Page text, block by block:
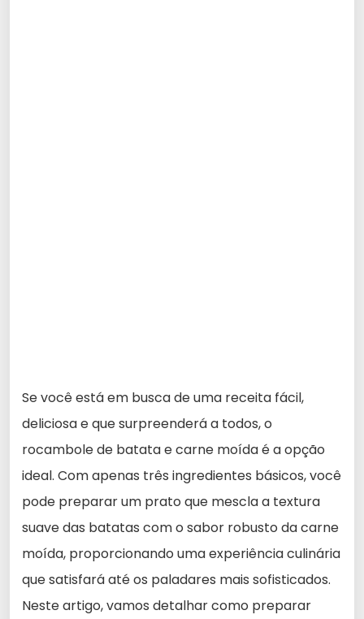
Se você está em busca de uma receita fácil,
deliciosa e que surpreenderá a todos, o
rocambole de batata e carne moída é a opção
ideal. Com apenas três ingredientes básicos, você
pode preparar um prato que mescla a textura
suave das batatas com o sabor robusto da carne
moída, proporcionando uma experiência culinária
que satisfará até os paladares mais sofisticados.
Neste artigo, vamos detalhar como preparar